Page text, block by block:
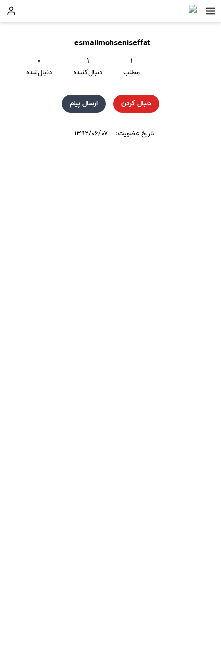
esmailmohseniseffat
۱
مطلب
۱
دنبال‌کننده
۰
دنبال‌شده
دنبال کردن ارسال پیام
تاریخ عضویت: ۱۳۹۲/۰۶/۰۷